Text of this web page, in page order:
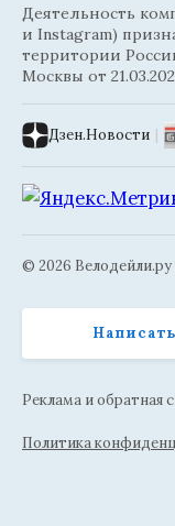
Деятельность
и Instagram)
территории
Москвы от
Дзен.Новости |
© 2026 Велодейли.ру
Реклама и обратная
Политика